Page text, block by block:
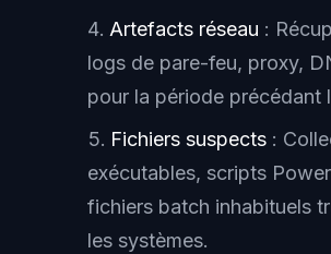
Artefacts réseau :
logs de pare-feu, proxy,
pour la période précédant
Fichiers suspects :
exécutables, scripts
fichiers batch inhabituels
les systèmes.